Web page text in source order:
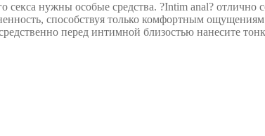
нужны особые средства. ?Intim anal?
способствуя только комфортным ощущениям
перед интимной близостью нанесите